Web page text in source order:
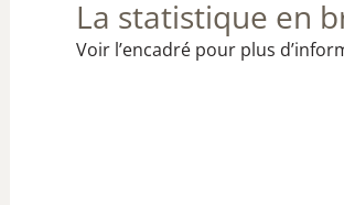
La statistique en
Voir l’encadré pour plus